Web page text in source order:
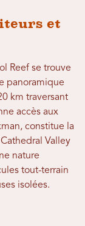
et
Reef se trouve
panoramique
km traversant
accès aux
constitue la
Valley
nature
tout-terrain
isolées.